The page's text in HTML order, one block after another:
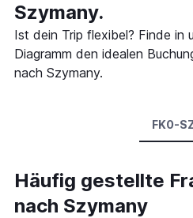
Szymany.
Ist dein Trip flexibel? Finde in
Diagramm den idealen
nach Szymany.
FK0-
Häufig gestellte
nach Szymany